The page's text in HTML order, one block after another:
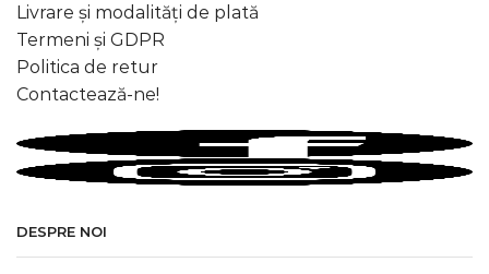
Livrare și modalități de plată
Termeni și GDPR
Politica de retur
Contactează-ne!
DESPRE NOI